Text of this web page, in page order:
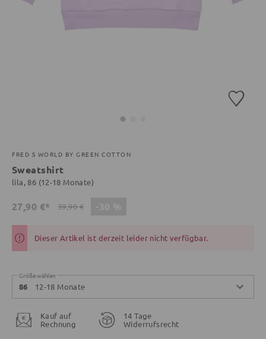
FRED S WORLD BY GREEN COTTON
Sweatshirt
lila, 86 (12-18 Monate)
27,90 €* 39,90 €
Dieser Artikel ist derzeit leider nicht verfügbar.
Größe wählen
86 12-18 Monate
Kauf auf
Rechnung
14 Tage
Widerrufsrecht